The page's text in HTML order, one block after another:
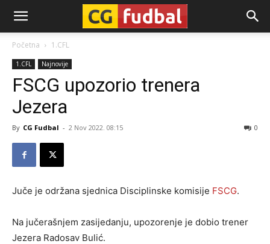
CG-
Fudbal
Početna 1.CFL
1.CFL Najnovije
FSCG upozorio trenera
Jezera
By CG Fudbal - 2 Nov 2022. 08:15 0
Juče je održana sjednica Disciplinske komisije FSCG.
Na jučerašnjem zasijedanju, upozorenje je dobio trener
Jezera Radosav Bulić.